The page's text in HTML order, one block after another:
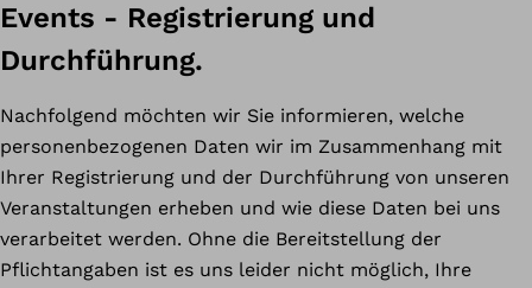
Events - Registrierung und
Durchführung.
Nachfolgend möchten wir Sie informieren, welche
personenbezogenen Daten wir im Zusammenhang mit
Ihrer Registrierung und der Durchführung von unseren
Veranstaltungen erheben und wie diese Daten bei uns
verarbeitet werden. Ohne die Bereitstellung der
Pflichtangaben ist es uns leider nicht möglich, Ihre